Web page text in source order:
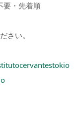
要・先着順
さい。